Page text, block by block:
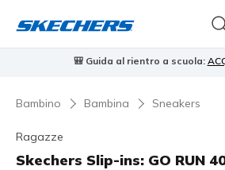
🎒 Guida al rientro a scuola:
Bambino Bambina Sneakers
Ragazze
Skechers Slip-ins: GO RUN